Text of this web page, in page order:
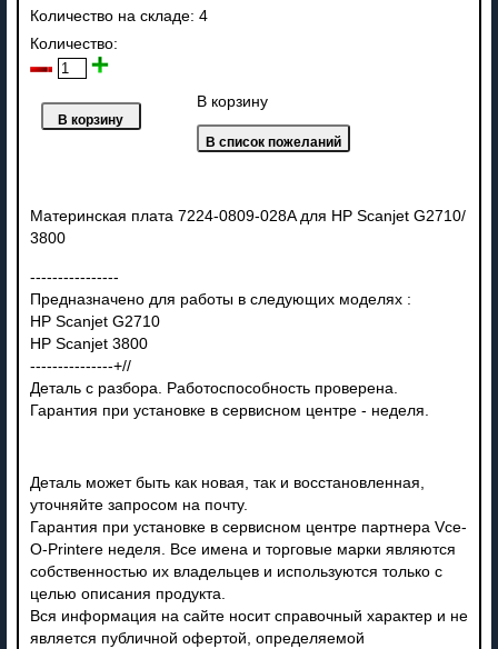
Количество на складе: 4
Количество:
В корзину
Материнская плата 7224-0809-028A для HP Scanjet G2710/
3800
----------------
Предназначено для работы в следующих моделях :
HP Scanjet G2710
HP Scanjet 3800
---------------+//
Деталь с разбора. Работоспособность проверена.
Гарантия при установке в сервисном центре - неделя.
Деталь может быть как новая, так и восстановленная,
уточняйте запросом на почту.
Гарантия при установке в сервисном центре партнера Vce-
O-Printere неделя. Все имена и торговые марки являются
собственностью их владельцев и используются только с
целью описания продукта.
Вся информация на сайте носит справочный характер и не
является публичной офертой, определяемой